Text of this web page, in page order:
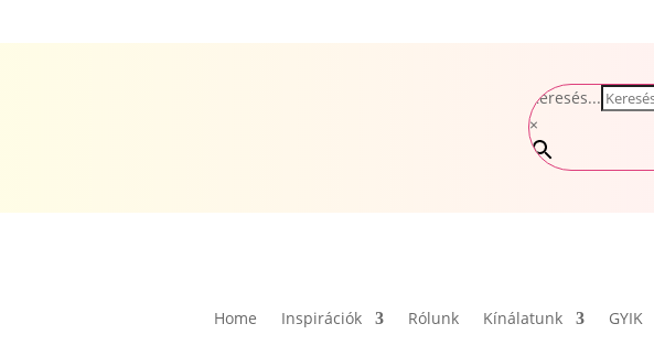
Keresés...
×
Home Inspirációk Rólunk Kínálatunk GYIK